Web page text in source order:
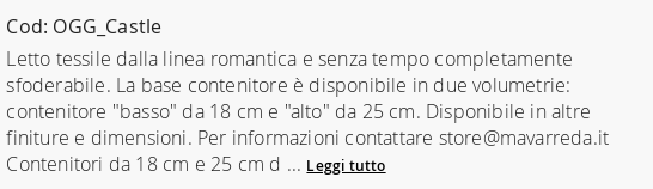
Cod: OGG_Castle
Letto tessile dalla linea romantica e senza tempo completamente
sfoderabile. La base contenitore è disponibile in due volumetrie:
contenitore "basso" da 18 cm e "alto" da 25 cm. Disponibile in altre
finiture e dimensioni. Per informazioni contattare store@mavarreda.it
Contenitori da 18 cm e 25 cm d ... Leggi tutto